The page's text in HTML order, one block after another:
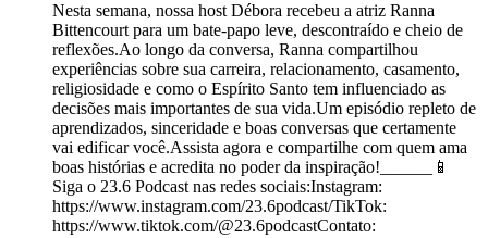
Nesta semana, nossa host Débora recebeu a atriz Ranna
Bittencourt para um bate-papo leve, descontraído e cheio de
reflexões.Ao longo da conversa, Ranna compartilhou
experiências sobre sua carreira, relacionamento, casamento,
religiosidade e como o Espírito Santo tem influenciado as
decisões mais importantes de sua vida.Um episódio repleto de
aprendizados, sinceridade e boas conversas que certamente
vai edificar você.Assista agora e compartilhe com quem ama
boas histórias e acredita no poder da inspiração!______📱
Siga o 23.6 Podcast nas redes sociais:Instagram:
https://www.instagram.com/23.6podcast/TikTok:
https://www.tiktok.com/@23.6podcastContato: